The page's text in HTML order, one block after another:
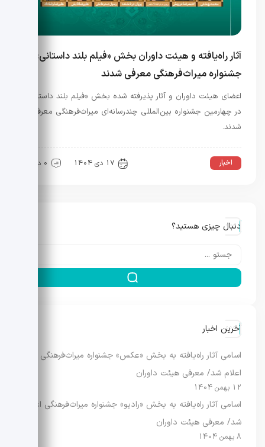
آثار راه‌یافته و هیئت داوران بخش «فیلم بلند داستانی»
جشنواره میراث‌فرهنگی معرفی شدند
اعضای هیئت داوران و آثار پذیرفته شده بخش «فیلم بلند داستانی»
در چهارمین جشنواره بین‌المللی چندرسانه‌ای میراث‌فرهنگی معرفی
شدند.
اخبار 17 دی 1404 0 دیدگاه
دنبال چیزی هستید؟
آخرین اخبار
اسامی آثار راه‌یافته به بخش «عکس» جشنواره میراث‌فرهنگی
اعلام شد/ معرفی هیئت داوران
12 بهمن 1404
اسامی آثار راه‌یافته به بخش «رادیو» جشنواره میراث‌فرهنگی اعلام
شد/ معرفی هیئت داوران
8 بهمن 1404